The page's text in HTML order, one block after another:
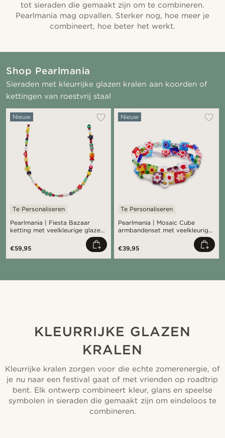
tot sieraden die gemaakt zijn om te combineren.
Pearlmania mag opvallen. Sterker nog, hoe meer je
combineert, hoe beter het werkt.
Shop Pearlmania
Sieraden met kleurrijke glazen kralen aan koorden of
kettingen van roestvrij staal
Pearlmania | Fiesta Bazaar
ketting met veelkleurige glazen
Nieuw
Te Personaliseren
€59,95
Pearlmania | Mosaic Cube
armbandenset met veelkleurige
Nieuw
Te Personaliseren
€39,95
KLEURRIJKE GLAZEN
KRALEN
Kleurrijke kralen zorgen voor die echte zomerenergie, of
je nu naar een festival gaat of met vrienden op roadtrip
bent. Elk ontwerp combineert kleur, glans en speelse
symbolen in sieraden die gemaakt zijn om eindeloos te
combineren.